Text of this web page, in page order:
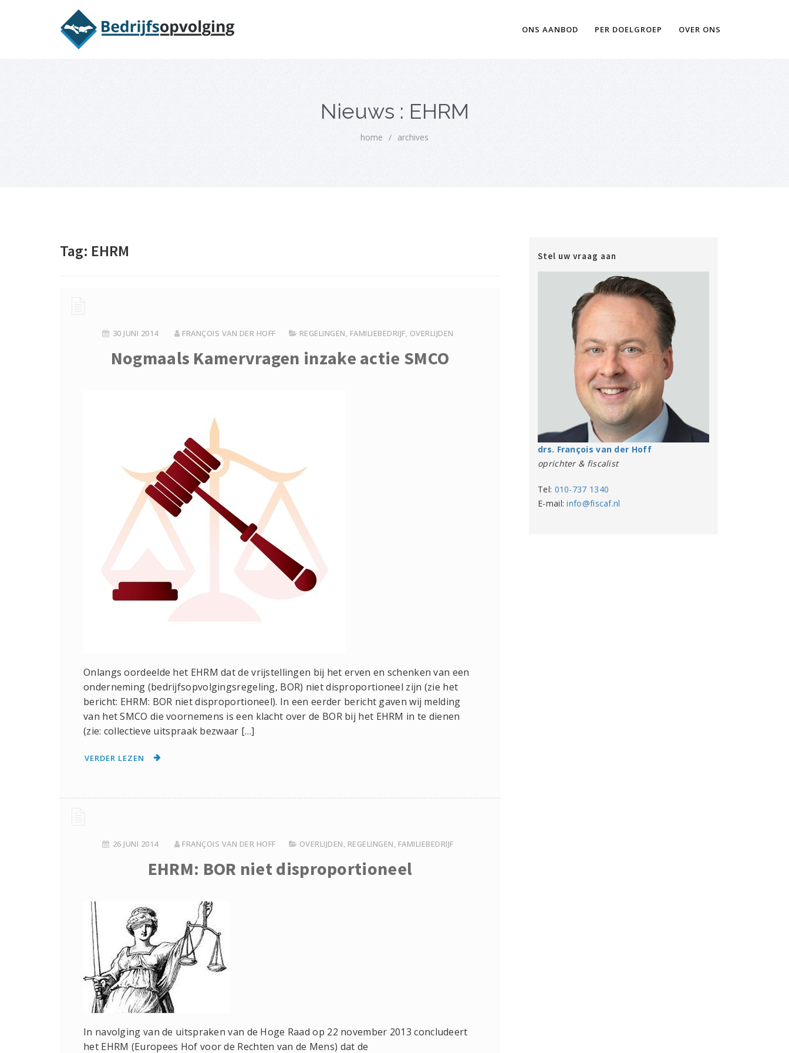
ONS AANBOD PER DOELGROEP OVER ONS
Nieuws : EHRM
home / archives
Tag: EHRM
30 JUNI 2014 FRANÇOIS VAN DER HOFF REGELINGEN, FAMILIEBEDRIJF, OVERLIJDEN
Nogmaals Kamervragen inzake actie SMCO
Onlangs oordeelde het EHRM dat de vrijstellingen bij het erven en schenken van een
onderneming (bedrijfsopvolgingsregeling, BOR) niet disproportioneel zijn (zie het
bericht: EHRM: BOR niet disproportioneel). In een eerder bericht gaven wij melding
van het SMCO die voornemens is een klacht over de BOR bij het EHRM in te dienen
(zie: collectieve uitspraak bezwaar […]
VERDER LEZEN
26 JUNI 2014 FRANÇOIS VAN DER HOFF OVERLIJDEN, REGELINGEN, FAMILIEBEDRIJF
EHRM: BOR niet disproportioneel
In navolging van de uitspraken van de Hoge Raad op 22 november 2013 concludeert
het EHRM (Europees Hof voor de Rechten van de Mens) dat de
Stel uw vraag aan
drs. François van der Hoff
oprichter & fiscalist
Tel: 010-737 1340
E-mail:info@fiscaf.nl
Oriëntatiememo bedrijfsopvolging voor fiscaal juridisch advies